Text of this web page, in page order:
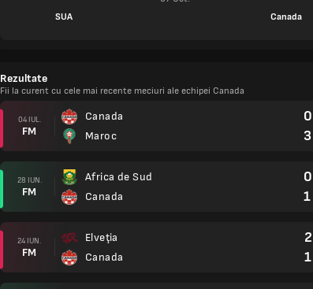
SUA
Canada
Rezultate
Fii la curent cu cele mai recente meciuri ale echipei Canada
04 IUL.
FM
Canada
Maroc
0
3
28 IUN.
FM
Africa de Sud
Canada
0
1
24 IUN.
FM
Elveţia
Canada
2
1